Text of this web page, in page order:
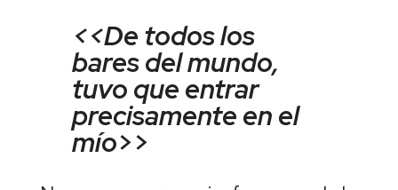
<<De todos los
bares del mundo,
tuvo que entrar
precisamente en el
mío>>